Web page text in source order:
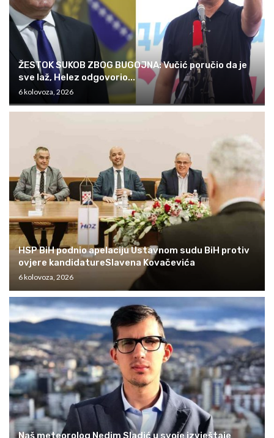
ŽESTOK SUKOB ZBOG BUGOJNA: Vučić poručio da je
sve laž, Helez odgovorio...
6 kolovoza, 2026
HSP BiH podnio apelaciju Ustavnom sudu BiH protiv
ovjere kandidatureSlavena Kovačevića
6 kolovoza, 2026
Naš meteorolog Nedim Sladić u svoje izvještaje